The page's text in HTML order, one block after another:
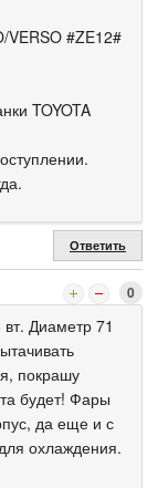
VERSO #ZE12#
TOYOTA
Ответить
0
Диаметр 71
покрашу
будет! Фары
да еще и с
охлаждения.